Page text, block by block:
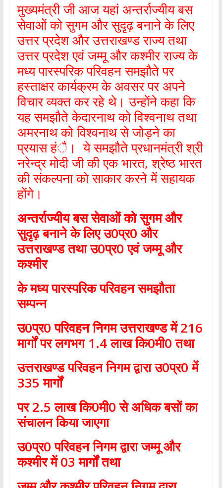
मुख्यमंत्री जी आज यहां अन्तर्राज्यीय बस
सेवाओं को सुगम और सुदृढ़ बनाने के लिए
उत्तर प्रदेश और उत्तराखण्ड राज्य तथा
उत्तर प्रदेश एवं जम्मू और कश्मीर राज्य के
मध्य पारस्परिक परिवहन समझौते पर
हस्ताक्षर कार्यक्रम के अवसर पर अपने
विचार व्यक्त कर रहे थे। उन्होंने कहा कि
यह समझौते केदारनाथ को विश्वनाथ तथा
अमरनाथ को विश्वनाथ से जोड़ने का
प्रयास हंै। ये समझौते प्रधानमंत्री श्री
नरेन्द्र मोदी जी की एक भारत, श्रेष्ठ भारत
की संकल्पना को साकार करने में सहायक
होंगे।
अन्तर्राज्यीय बस सेवाओं को सुगम और
सुदृढ़ बनाने के लिएउ0प्र0 और
उत्तराखण्ड तथा उ0प्र0एवं जम्मू और
कश्मीर
के मध्य पारस्परिक परिवहन समझौता
सम्पन्न
उ0प्र0परिवहन निगम उत्तराखण्ड में216
मार्गों पर लगभग 1.4लाख कि0मी0तथा
उत्तराखण्ड परिवहन निगम द्वारा उ0प्र0में
335मार्गों
पर2.5लाख कि0मी0से अधिक बसों का
संचालन किया जाएगा
उ0प्र0परिवहन निगम द्वारा जम्मू और
कश्मीर में03मार्गों तथा